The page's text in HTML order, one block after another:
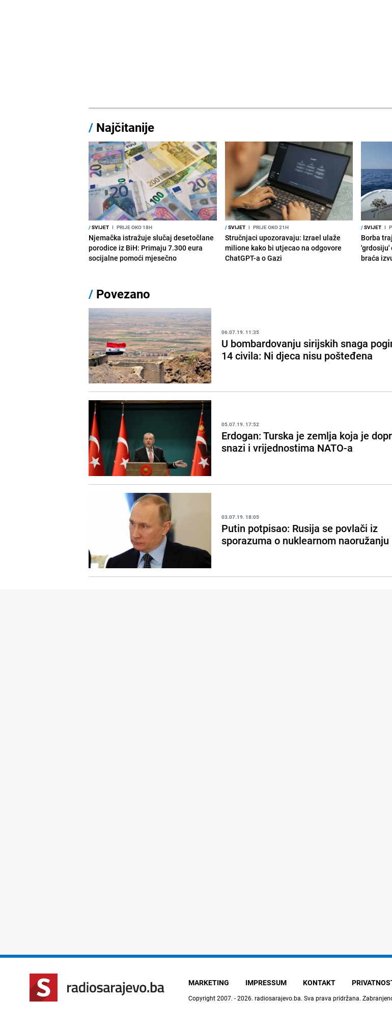
/ Najčitanije
/SVIJET I PRIJE OKO 18H
Njemačka istražuje slučaj desetočlane
porodice iz BiH: Primaju 7.300 eura
socijalne pomoći mjesečno
/SVIJET I PRIJE OKO 21H
Stručnjaci upozoravaju: Izrael ulaže
milione kako bi utjecao na odgovore
ChatGPT-a o Gazi
/SVIJET I
Borba
'grdosiju'
braća
/ Povezano
06.07.19. 11:35
U bombardovanju sirijskih snaga
14 civila: Ni djeca nisu pošteđena
05.07.19. 17:52
Erdogan: Turska je zemlja koja je
snazi i vrijednostima NATO-a
03.07.19. 18:05
Putin potpisao: Rusija se povlači iz
sporazuma o nuklearnom naoružanju
MARKETING IMPRESSUM KONTAKT
Copyright 2007. - 2026. radiosarajevo.ba. Sva prava pridržana.